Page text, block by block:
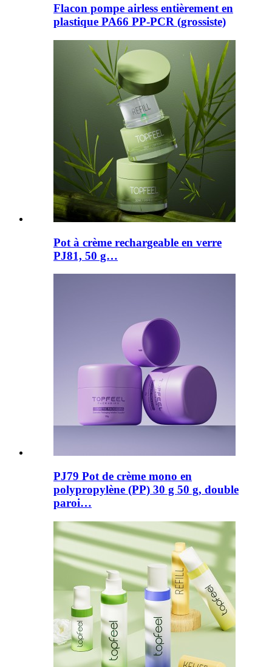
Flacon pompe airless entièrement en
plastique PA66 PP-PCR (grossiste)
Pot à crème rechargeable en verre
PJ81, 50 g…
PJ79 Pot de crème mono en
polypropylène (PP) 30 g 50 g, double
paroi…